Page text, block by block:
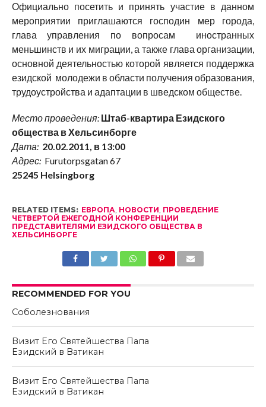
Официально посетить и принять участие в данном
мероприятии приглашаются господин мер города,
глава управления по вопросам иностранных
меньшинств и их миграции, а также глава организации,
основной деятельностью которой является поддержка
езидской молодежи в области получения образования,
трудоустройства и адаптации в шведском обществе.
Место проведения: Штаб-квартира Езидского
общества в Хельсинборге
Дата: 20.02.2011, в 13:00
Адрес:Furutorpsgatan 67
25245 Helsingborg
RELATED ITEMS: ЕВРОПА, НОВОСТИ, ПРОВЕДЕНИЕ
ЧЕТВЕРТОЙ ЕЖЕГОДНОЙ КОНФЕРЕНЦИИ
ПРЕДСТАВИТЕЛЯМИ ЕЗИДСКОГО ОБЩЕСТВА В
ХЕЛЬСИНБОРГЕ
RECOMMENDED FOR YOU
Соболезнования
Визит Его Святейшества Папа
Езидский в Ватикан
Визит Его Святейшества Папа
Езидский в Ватикан